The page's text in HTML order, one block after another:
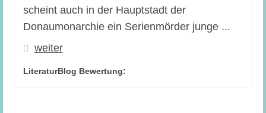
scheint auch in der Hauptstadt der
Donaumonarchie ein Serienmörder junge ...
weiter
LiteraturBlog Bewertung: